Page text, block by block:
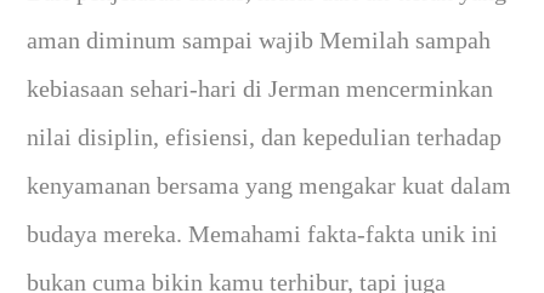
aman diminum sampai wajib Memilah sampah
kebiasaan sehari-hari di Jerman mencerminkan
nilai disiplin, efisiensi, dan kepedulian terhadap
kenyamanan bersama yang mengakar kuat dalam
budaya mereka. Memahami fakta-fakta unik ini
bukan cuma bikin kamu terhibur, tapi juga